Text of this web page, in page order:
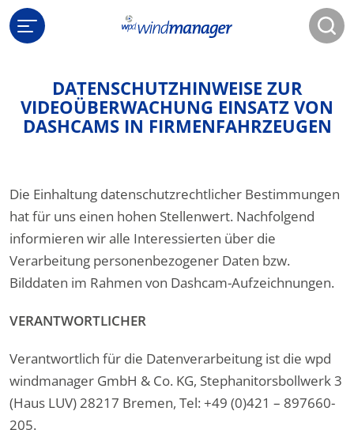
DATENSCHUTZHINWEISE ZUR
VIDEOÜBERWACHUNG EINSATZ VON
DASHCAMS IN FIRMENFAHRZEUGEN
Die Einhaltung datenschutzrechtlicher Bestimmungen
hat für uns einen hohen Stellenwert. Nachfolgend
informieren wir alle Interessierten über die
Verarbeitung personenbezogener Daten bzw.
Bilddaten im Rahmen von Dashcam-Aufzeichnungen.
VERANTWORTLICHER
Verantwortlich für die Datenverarbeitung ist die wpd
windmanager GmbH & Co. KG, Stephanitorsbollwerk 3
(Haus LUV) 28217 Bremen, Tel: +49 (0)421 – 897660-
205.